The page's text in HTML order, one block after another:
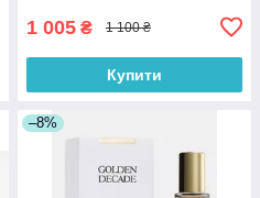
1 005 ₴ 1 100 ₴
Купити
–8%